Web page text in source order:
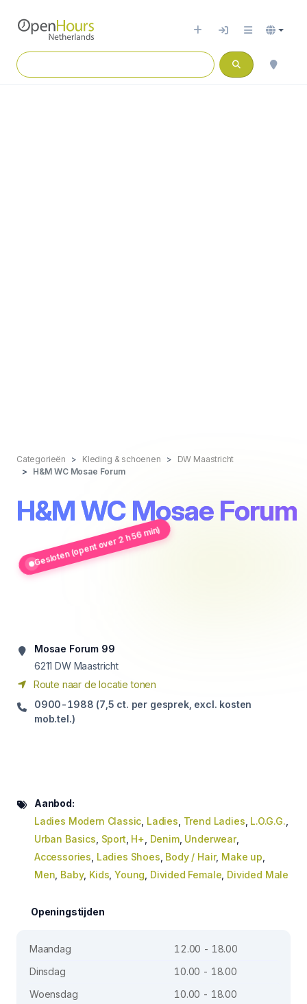
Categorieën Kleding & schoenen
DW Maastricht
H&M WC Mosae Forum
H&M WC Mosae Forum
Gesloten (opent over 2 h 56 min)
Mosae Forum 99
6211 DW Maastricht
Route naar de locatie tonen
0900-1988 (7,5 ct. per gesprek, excl. kosten
mob.tel.)
Aanbod:
Ladies Modern Classic Ladies Trend Ladies L.O.G.G.
Urban Basics Sport H+ Denim, Underwear,
Accessories Ladies Shoes Body / Hair, Make up
Men Baby, Kids ,Young Divided Female Divided Male
Openingstijden
Maandag
12.00 - 18.00
Dinsdag
10.00 - 18.00
Woensdag
10.00 - 18.00